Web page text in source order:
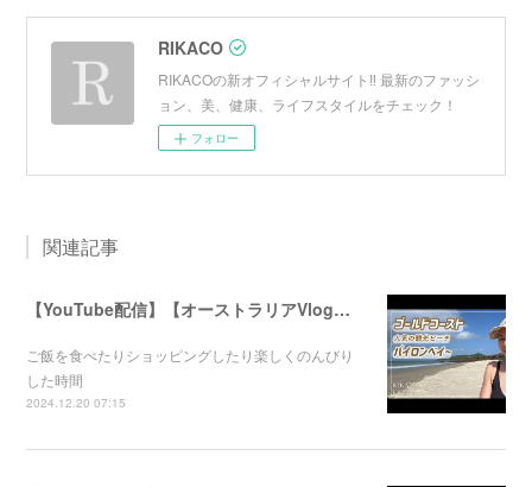
RIKACO
RIKACOの新オフィシャルサイト‼︎ 最新のファッシ
ョン、美、健康、ライフスタイルをチェック！
フォロー
関連記事
【YouTube配信】【オーストラリアVlog】オシャレで人気のバイロンベイ〜
ご飯を食べたりショッピングしたり楽しくのんびり
した時間
2024.12.20 07:15